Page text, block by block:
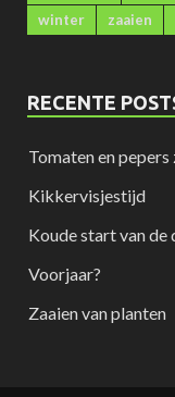
winter
zaaien
RECENTE
Tomaten en
Kikkervisjestijd
Koude start van de
Voorjaar?
Zaaien van planten